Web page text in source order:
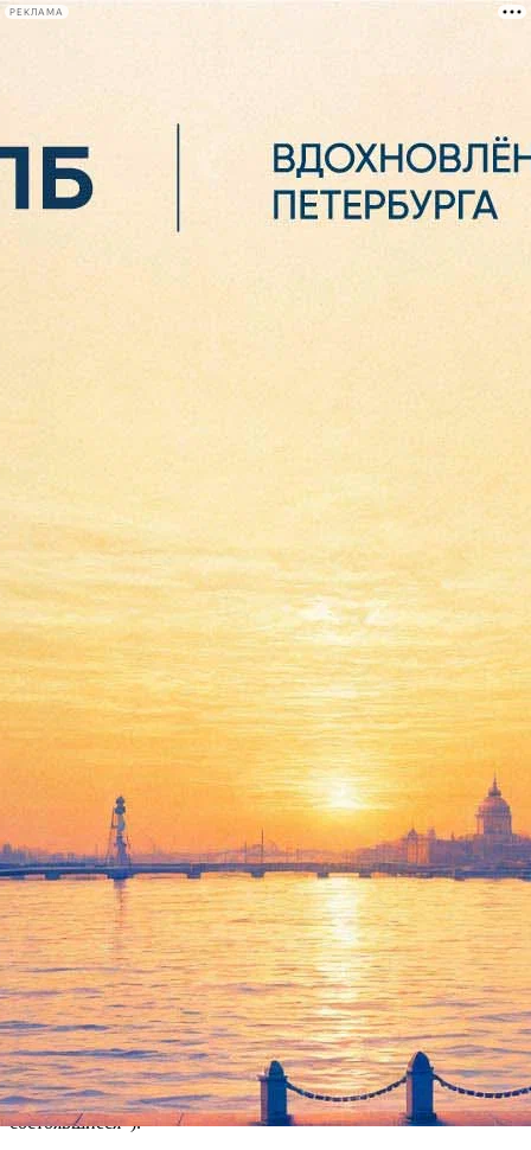
РЕКЛАМА
Сегодня:
Филармония открывает
продажу абонементов в
Малый зал
24 марта 2017, 15:44 Версия для печати
В кассах филармонии 25 марта с 11 утра можно будет
приобрести абонементы на следующий сезон. Пока речь идет
о программах Малого зала — о начале продаж абонементов
Большого обещают объявить дополнительно.
Циклов, которые предлагаются вниманию публики, – 16.
Среди них программы для дошкольников (занимательные
музыкальные путешествия «Мы едем, едем, едем»), младших
школьников (коллекция «Мы — музыканты» – о тайнах
музыкальных инструментов и исполнительского мастерства),
школьников любого возраста («Рождение шедевра») и для
всей семьи («Встречи и споры гениев: возможные и
состоявшиеся»).